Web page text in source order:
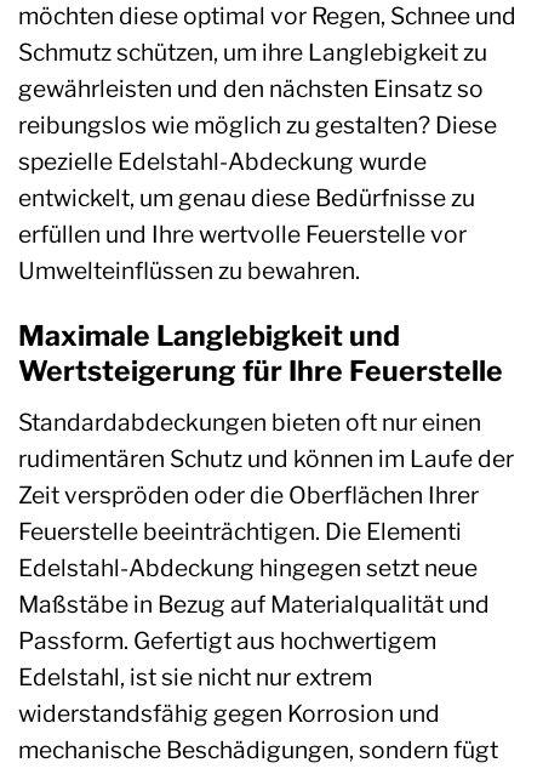
möchten diese optimal vor Regen, Schnee und
Schmutz schützen, um ihre Langlebigkeit zu
gewährleisten und den nächsten Einsatz so
reibungslos wie möglich zu gestalten? Diese
spezielle Edelstahl-Abdeckung wurde
entwickelt, um genau diese Bedürfnisse zu
erfüllen und Ihre wertvolle Feuerstelle vor
Umwelteinflüssen zu bewahren.
Maximale Langlebigkeit und
Wertsteigerung für Ihre Feuerstelle
Standardabdeckungen bieten oft nur einen
rudimentären Schutz und können im Laufe der
Zeit verspröden oder die Oberflächen Ihrer
Feuerstelle beeinträchtigen. Die Elementi
Edelstahl-Abdeckung hingegen setzt neue
Maßstäbe in Bezug auf Materialqualität und
Passform. Gefertigt aus hochwertigem
Edelstahl, ist sie nicht nur extrem
widerstandsfähig gegen Korrosion und
mechanische Beschädigungen, sondern fügt